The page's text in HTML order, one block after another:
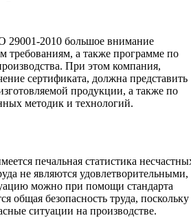
2010 большое внимание
требованиям, а также программе по
При этом компания,
сертификата, должна представить
продукции, а также по
методик и технологий.
печальная статистика
не являются удовлетворительными,
можно при помощи стандарта
общая безопасность труда, поскольку
ситуации на производстве.